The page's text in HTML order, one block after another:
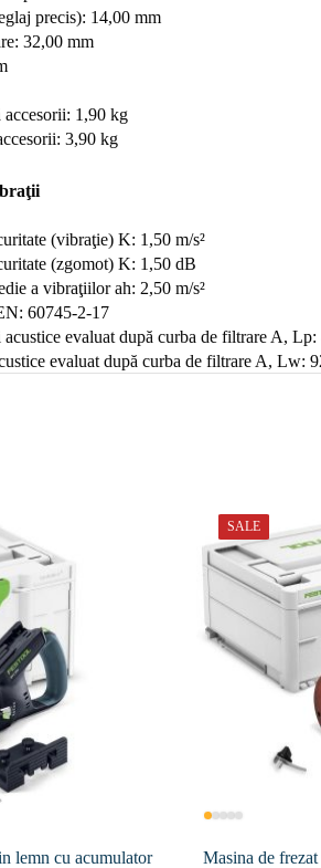
precis): 14,00 mm
32,00 mm
accesorii: 1,90 kg
3,90 kg
(vibraţie) K: 1,50 m/s²
(zgomot) K: 1,50 dB
a vibraţiilor ah: 2,50 m/s²
60745-2-17
evaluat după curba de filtrare A,
evaluat după curba de filtrare A, Lw:
lemn cu acumulator
SALE
Masina de